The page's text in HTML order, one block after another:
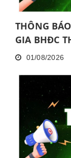
THÔNG
GIA BHĐC
KHÔNG
HOÀN
NGÀY
01/08/2026